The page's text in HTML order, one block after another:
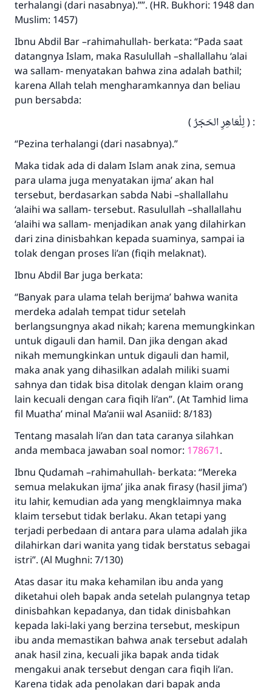
terhalangi (dari nasabnya).””. (HR. Bukhori: 1948 dan
Muslim: 1457)
Ibnu Abdil Bar –rahimahullah- berkata: “Pada saat
datangnya Islam, maka Rasulullah –shallallahu ‘alai
wa sallam- menyatakan bahwa zina adalah bathil;
karena Allah telah mengharamkannya dan beliau
pun bersabda:
: ( لِلْعَاهِرِ الحَجَرُ )
“Pezina terhalangi (dari nasabnya).”
Maka tidak ada di dalam Islam anak zina, semua
para ulama juga menyatakan ijma’ akan hal
tersebut, berdasarkan sabda Nabi –shallallahu
‘alaihi wa sallam- tersebut. Rasulullah –shallallahu
‘alaihi wa sallam- menjadikan anak yang dilahirkan
dari zina dinisbahkan kepada suaminya, sampai ia
tolak dengan proses li’an (fiqih melaknat).
Ibnu Abdil Bar juga berkata:
“Banyak para ulama telah berijma’ bahwa wanita
merdeka adalah tempat tidur setelah
berlangsungnya akad nikah; karena memungkinkan
untuk digauli dan hamil. Dan jika dengan akad
nikah memungkinkan untuk digauli dan hamil,
maka anak yang dihasilkan adalah miliki suami
sahnya dan tidak bisa ditolak dengan klaim orang
lain kecuali dengan cara fiqih li’an”. (At Tamhid lima
fil Muatha’ minal Ma’anii wal Asaniid: 8/183)
Tentang masalah li’an dan tata caranya silahkan
anda membaca jawaban soal nomor: 178671.
Ibnu Qudamah –rahimahullah- berkata: “Mereka
semua melakukan ijma’ jika anak firasy (hasil jima’)
itu lahir, kemudian ada yang mengklaimnya maka
klaim tersebut tidak berlaku. Akan tetapi yang
terjadi perbedaan di antara para ulama adalah jika
dilahirkan dari wanita yang tidak berstatus sebagai
istri”. (Al Mughni: 7/130)
Atas dasar itu maka kehamilan ibu anda yang
diketahui oleh bapak anda setelah pulangnya tetap
dinisbahkan kepadanya, dan tidak dinisbahkan
kepada laki-laki yang berzina tersebut, meskipun
ibu anda memastikan bahwa anak tersebut adalah
anak hasil zina, kecuali jika bapak anda tidak
mengakui anak tersebut dengan cara fiqih li’an.
Karena tidak ada penolakan dari bapak anda
Jawaban no. 110845
menyelamatkan pernikahan.
Bantu kami dalam memberikan jawaban untuk umat
Rasulullah ﷺ bersabda
"Siapa yang menunjukkan suatu kebaikan,
meka dia akan mendapatkan pahala yang
sama dengan orang yang melakukannya"
Saham